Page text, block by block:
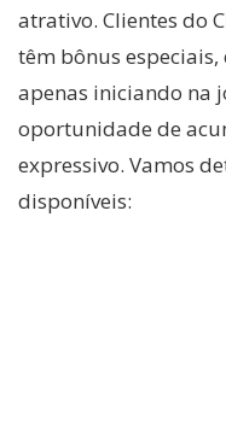
atrativo. Clientes do
têm bônus
apenas iniciando na
oportunidade de
expressivo. Vamos
disponíveis: